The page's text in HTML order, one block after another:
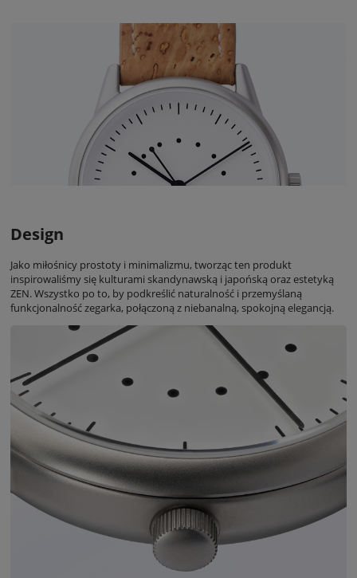
Design
Jako miłośnicy prostoty i minimalizmu, tworząc ten produkt
inspirowaliśmy się kulturami skandynawską i japońską oraz estetyką
ZEN. Wszystko po to, by podkreślić naturalność i przemyślaną
funkcjonalność zegarka, połączoną z niebanalną, spokojną elegancją.